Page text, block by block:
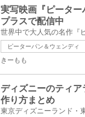
実写映画『ピータ
プラスで配信中
ピーターパン＆ウェンディ
きーもも
ディズニーのティア
作り方まとめ